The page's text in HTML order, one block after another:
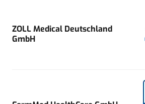
ZOLL Medical Deutschland
GmbH